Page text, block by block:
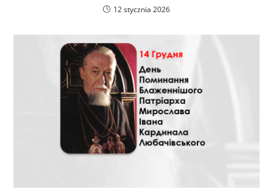
12 stycznia 2026